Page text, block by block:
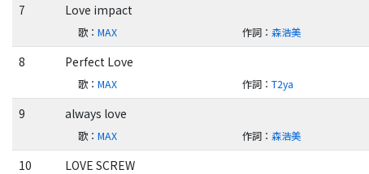
7 Love impact
歌 ：MAX 作詞 ：森浩美
8 Perfect Love
歌 ：MAX 作詞 ：T2ya
9 always love
歌 ：MAX 作詞 ：森浩美
10 LOVE SCREW